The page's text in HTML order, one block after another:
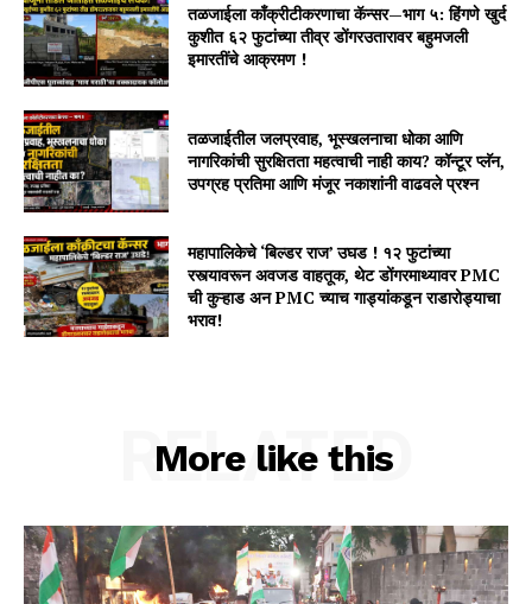
तळजाईला काँक्रीटीकरणाचा कॅन्सर—भाग ५: हिंगणे खुर्द
कुशीत ६२ फुटांच्या तीव्र डोंगरउतारावर बहुमजली
इमारतींचे आक्रमण !
तळजाईतील जलप्रवाह, भूस्खलनाचा धोका आणि
नागरिकांची सुरक्षितता महत्वाची नाही काय? कॉन्टूर प्लॅन,
उपग्रह प्रतिमा आणि मंजूर नकाशांनी वाढवले प्रश्न
महापालिकेचे ‘बिल्डर राज’ उघड ! १२ फुटांच्या
रस्त्यावरून अवजड वाहतूक, थेट डोंगरमाथ्यावर PMC
ची कुऱ्हाड अन PMC च्याच गाड्यांकडून राडारोड्याचा
भराव!
More like this
RELATED